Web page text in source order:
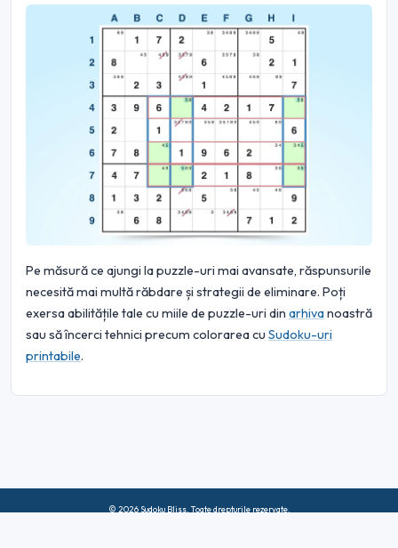
Pe măsură ce ajungi la puzzle-uri mai avansate, răspunsurile
necesită mai multă răbdare și strategii de eliminare. Poți
exersa abilitățile tale cu miile de puzzle-uri din arhivanoastră
sau să încerci tehnici precum colorarea cu Sudoku-uri
printabile.
© 2026 Sudoku Bliss. Toate drepturile rezervate.